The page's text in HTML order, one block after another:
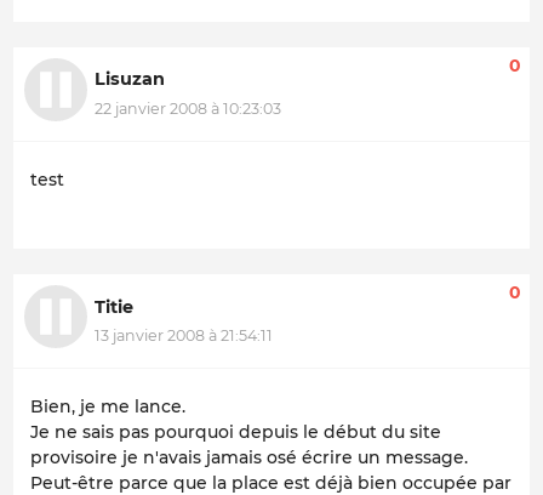
Lisuzan
22 janvier 2008 à 10:23:03
0
test
Titie
13 janvier 2008 à 21:54:11
0
Bien, je me lance.
Je ne sais pas pourquoi depuis le début du site
provisoire je n'avais jamais osé écrire un message.
Peut-être parce que la place est déjà bien occupée par